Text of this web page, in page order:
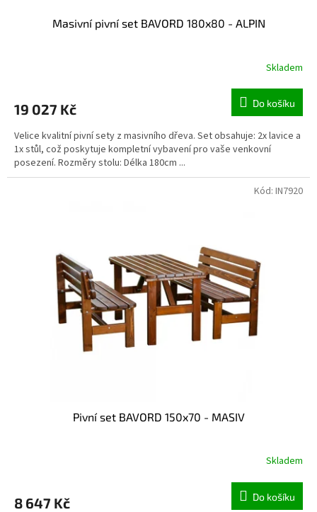
Masivní pivní set BAVORD 180x80 - ALPIN
Skladem
19 027 Kč Do košíku
Velice kvalitní pivní sety z masivního dřeva. Set obsahuje: 2x lavice a
1x stůl, což poskytuje kompletní vybavení pro vaše venkovní
posezení. Rozměry stolu: Délka 180cm ...
Pivní set BAVORD 150x70 - MASIV
Skladem
8 647 Kč Do košíku
Kód: IN7920